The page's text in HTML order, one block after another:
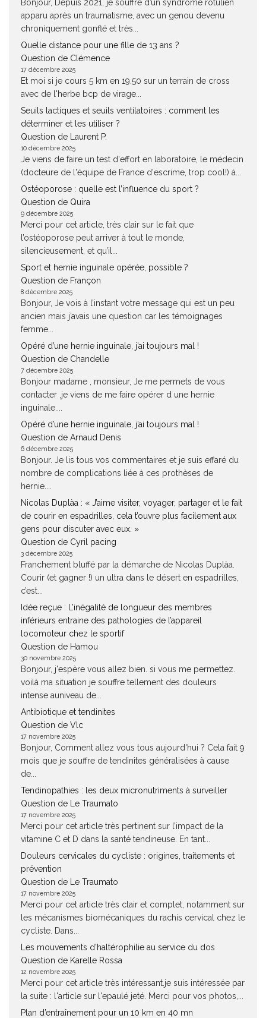
Bonjour, Depuis 2021, je souffre d’un syndrome rotulien
apparu après un traumatisme, avec un genou devenu
chroniquement gonflé et très...
Quelle distance pour une fille de 13 ans ?
Question de Clémence
17 décembre 2025
Et moi si je cours 5 km en 19.50 sur un terrain de cross
avec de l'herbe bcp de virage...
Seuils lactiques et seuils ventilatoires : comment les
déterminer et les utiliser ?
Question de Laurent P.
10 décembre 2025
Je viens de faire un test d'effort en laboratoire, le médecin
(docteure de l'équipe de France d'escrime, trop cool!) à...
Ostéoporose : quelle est l’influence du sport ?
Question de Quira
9 décembre 2025
Merci pour cet article, très clair sur le fait que
l’ostéoporose peut arriver à tout le monde,
silencieusement, et qu’il...
Sport et hernie inguinale opérée, possible ?
Question de Françon
8 décembre 2025
Bonjour, Je vois à l’instant votre message qui est un peu
ancien mais j’avais une question car les témoignages
femme...
Opéré d’une hernie inguinale, j’ai toujours mal !
Question de Chandelle
7 décembre 2025
Bonjour madame , monsieur, Je me permets de vous
contacter ,je viens de me faire opérer d une hernie
inguinale....
Opéré d’une hernie inguinale, j’ai toujours mal !
Question de Arnaud Denis
6 décembre 2025
Bonjour. Je lis tous vos commentaires et je suis effaré du
nombre de complications liée à ces prothèses de
hernie....
Nicolas Duplàa : « J’aime visiter, voyager, partager et le fait
de courir en espadrilles, cela t’ouvre plus facilement aux
gens pour discuter avec eux. »
Question de Cyril pacing
3 décembre 2025
Franchement bluffé par la démarche de Nicolas Duplàa.
Courir (et gagner !) un ultra dans le désert en espadrilles,
c’est...
Idée reçue : L’inégalité de longueur des membres
inférieurs entraine des pathologies de l’appareil
locomoteur chez le sportif
Question de Hamou
30 novembre 2025
Bonjour, j'espère vous allez bien. si vous me permettez.
voilà ma situation je souffre tellement des douleurs
intense auniveau de...
Antibiotique et tendinites
Question de Vlc
17 novembre 2025
Bonjour, Comment allez vous tous aujourd'hui ? Cela fait 9
mois que je souffre de tendinites généralisées à cause
de...
Tendinopathies : les deux micronutriments à surveiller
Question de Le Traumato
17 novembre 2025
Merci pour cet article très pertinent sur l’impact de la
vitamine C et D dans la santé tendineuse. En tant...
Douleurs cervicales du cycliste : origines, traitements et
prévention
Question de Le Traumato
17 novembre 2025
Merci pour cet article très clair et complet, notamment sur
les mécanismes biomécaniques du rachis cervical chez le
cycliste. Dans...
Les mouvements d’haltérophilie au service du dos
Question de Karelle Rossa
12 novembre 2025
Merci pour cet article très intéressant.je suis intéressée par
la suite : l'article sur l'epaulé jeté. Merci pour vos photos,...
Plan d’entraînement pour un 10 km en 40 mn